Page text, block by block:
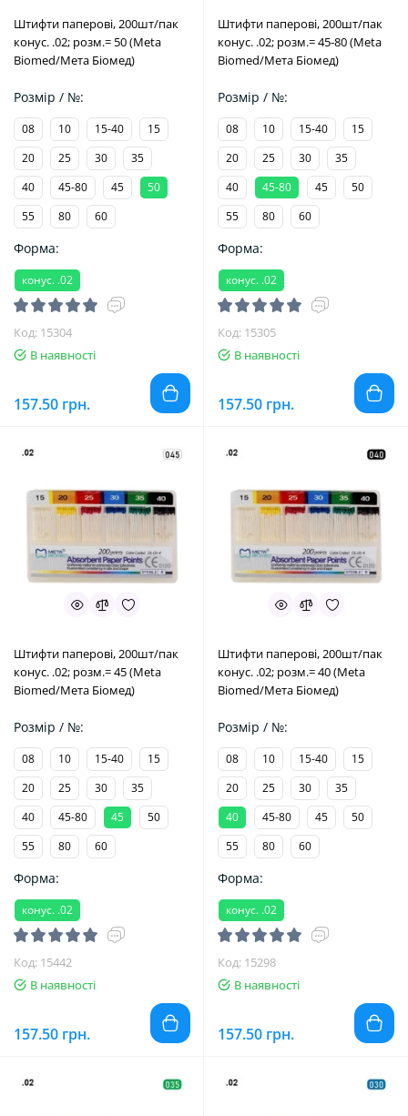
Штифти паперові, 200шт/пак
конус. .02; розм.= 50 (Meta
Biomed/Мета Біомед)
Розмір / №:
08 10 15-40
15
20
25 30
35
40
45-80 45
50
55
80 60
Форма:
конус. .02
Код: 15304
В наявності
157.50 грн.
Штифти паперові, 200шт/пак
конус. .02; розм.= 45-80 (Meta
Biomed/Мета Біомед)
Розмір / №:
08 10 15-40
15
20
25 30
35
40
45-80 45
50
55
80 60
Форма:
конус. .02
Код: 15305
В наявності
157.50 грн.
Штифти паперові, 200шт/пак
конус. .02; розм.= 45 (Meta
Biomed/Мета Біомед)
Розмір / №:
08 10 15-40
15
20
25 30
35
40
45-80 45
50
55
80 60
Форма:
конус. .02
Код: 15442
В наявності
157.50 грн.
Штифти паперові, 200шт/пак
конус. .02; розм.= 40 (Meta
Biomed/Мета Біомед)
Розмір / №:
08 10 15-40
15
20
25 30
35
40
45-80 45
50
55
80 60
Форма:
конус. .02
Код: 15298
В наявності
157.50 грн.